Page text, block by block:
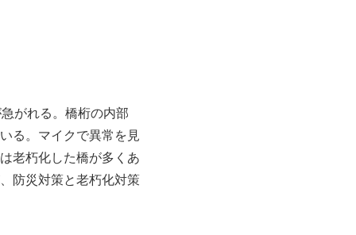
がれる。橋桁の内部
る。マイクで異常を見
老朽化した橋が多くあ
防災対策と老朽化対策